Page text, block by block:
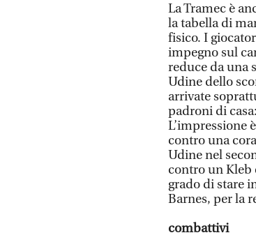
La Tramec è
la tabella di
fisico. I
impegno sul
reduce da una
Udine dello
arrivate
padroni di
L’impressione
contro una
Udine nel
contro un
grado di stare
Barnes, per la
combattivi